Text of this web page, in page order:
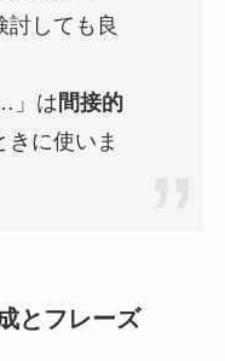
討しても良
」は間接的
きに使いま
とフレーズ